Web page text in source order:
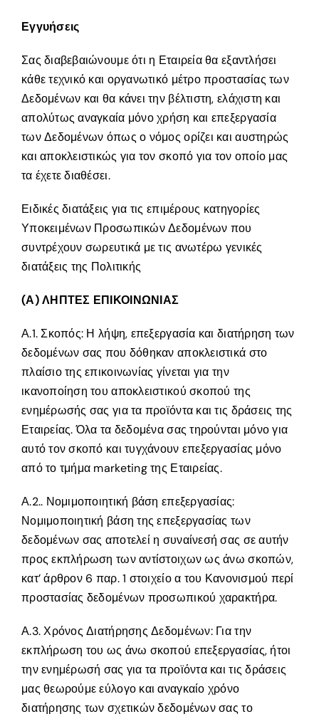
Εγγυήσεις
Σας διαβεβαιώνουμε ότι η Εταιρεία θα εξαντλήσει
κάθε τεχνικό και οργανωτικό μέτρο προστασίας των
Δεδομένων και θα κάνει την βέλτιστη, ελάχιστη και
απολύτως αναγκαία μόνο χρήση και επεξεργασία
των Δεδομένων όπως ο νόμος ορίζει και αυστηρώς
και αποκλειστικώς για τον σκοπό για τον οποίο μας
τα έχετε διαθέσει.
Ειδικές διατάξεις για τις επιμέρους κατηγορίες
Υποκειμένων Προσωπικών Δεδομένων που
συντρέχουν σωρευτικά με τις ανωτέρω γενικές
διατάξεις της Πολιτικής
(Α) ΛΗΠΤΕΣ ΕΠΙΚΟΙΝΩΝΙΑΣ
Α.1. Σκοπός: Η λήψη, επεξεργασία και διατήρηση των
δεδομένων σας που δόθηκαν αποκλειστικά στο
πλαίσιο της επικοινωνίας γίνεται για την
ικανοποίηση του αποκλειστικού σκοπού της
ενημέρωσής σας για τα προϊόντα και τις δράσεις της
Εταιρείας. Όλα τα δεδομένα σας τηρούνται μόνο για
αυτό τον σκοπό και τυγχάνουν επεξεργασίας μόνο
από το τμήμα marketing της Εταιρείας.
Α.2.. Νομιμοποιητική βάση επεξεργασίας:
Νομιμοποιητική βάση της επεξεργασίας των
δεδομένων σας αποτελεί η συναίνεσή σας σε αυτήν
προς εκπλήρωση των αντίστοιχων ως άνω σκοπών,
κατ’ άρθρον 6 παρ. 1 στοιχείο α του Κανονισμού περί
προστασίας δεδομένων προσωπικού χαρακτήρα.
Α.3. Χρόνος Διατήρησης Δεδομένων: Για την
εκπλήρωση του ως άνω σκοπού επεξεργασίας, ήτοι
την ενημέρωσή σας για τα προϊόντα και τις δράσεις
μας θεωρούμε εύλογο και αναγκαίο χρόνο
διατήρησης των σχετικών δεδομένων σας το